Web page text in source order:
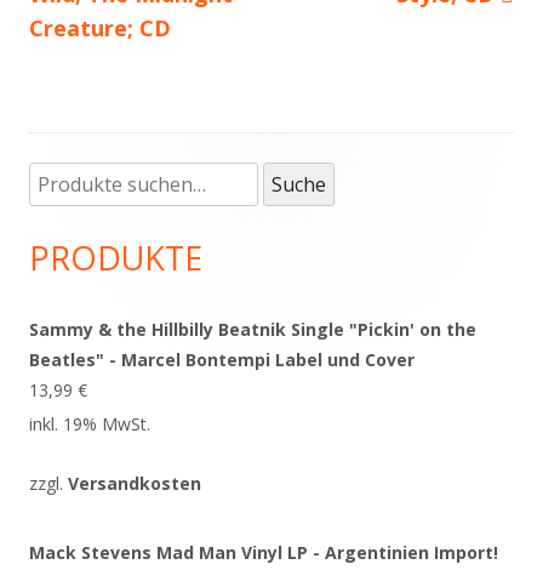
Creature; CD
Haupt-
Seitenleiste
Suche
nach:
Suche
PRODUKTE
Sammy & the Hillbilly Beatnik Single "Pickin' on the
Beatles" - Marcel Bontempi Label und Cover
13,99 €
inkl. 19% MwSt.
zzgl. Versandkosten
Mack Stevens Mad Man Vinyl LP - Argentinien Import!